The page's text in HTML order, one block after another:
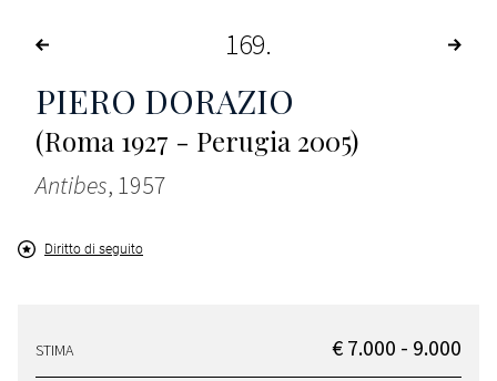
169
PIERO DORAZIO
(Roma 1927 - Perugia 2005)
Antibes, 1957
Diritto di seguito
STIMA € 7.000 - 9.000